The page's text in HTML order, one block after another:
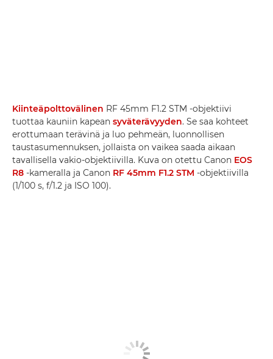
Kiinteäpolttovälinen RF 45mm F1.2 STM -objektiivi
tuottaa kauniin kapean syväterävyyden. Se saa kohteet
erottumaan terävinä ja luo pehmeän, luonnollisen
taustasumennuksen, jollaista on vaikea saada aikaan
tavallisella vakio-objektiivilla. Kuva on otettu Canon EOS
R8 -kameralla ja Canon RF 45mm F1.2 STM -objektiivilla
(1/100 s, f/1.2 ja ISO 100).